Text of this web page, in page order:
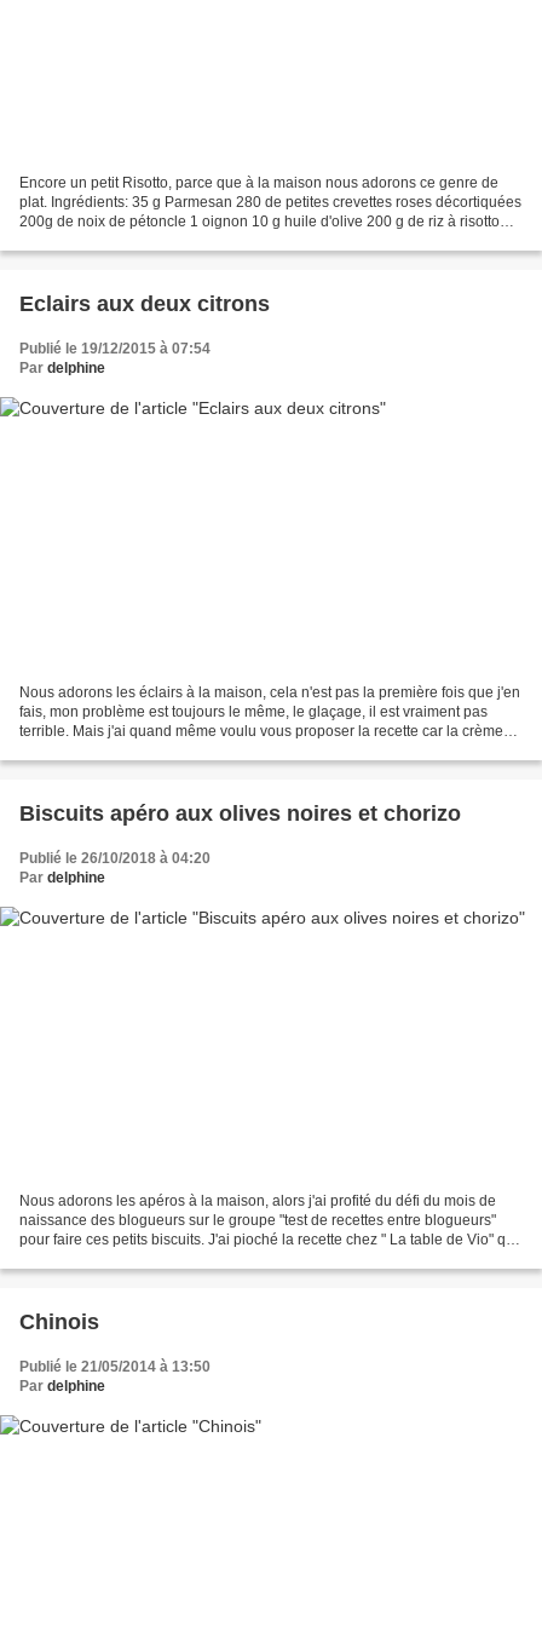
Encore un petit Risotto, parce que à la maison nous adorons ce genre de
plat. Ingrédients: 35 g Parmesan 280 de petites crevettes roses décortiquées
200g de noix de pétoncle 1 oignon 10 g huile d'olive 200 g de riz à risotto
Eclairs aux deux citrons
Publié le 19/12/2015 à 07:54
Par delphine
Nous adorons les éclairs à la maison, cela n'est pas la première fois que j'en
fais, mon problème est toujours le même, le glaçage, il est vraiment pas
terrible. Mais j'ai quand même voulu vous proposer la recette car la crème
Biscuits apéro aux olives noires et chorizo
Publié le 26/10/2018 à 04:20
Par delphine
Nous adorons les apéros à la maison, alors j'ai profité du défi du mois de
naissance des blogueurs sur le groupe "test de recettes entre blogueurs"
pour faire ces petits biscuits. J'ai pioché la recette chez " La table de Vio" qui
Chinois
Publié le 21/05/2014 à 13:50
Par delphine